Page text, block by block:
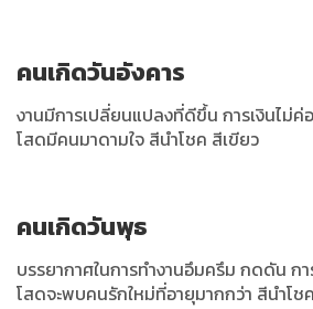
คนเกิดวันอังคาร
งานมีการเปลี่ยนแปลงที่ดีขึ้น การเงินไม่
โสดมีคนมาดามใจ สีนำโชค สีเขียว
คนเกิดวันพุธ
บรรยากาศในการทำงานอึมครึม กดดัน ก
โสดจะพบคนรักใหม่ที่อายุมากกว่า สีนำโช